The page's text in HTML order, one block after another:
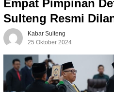
Empat Pimpinan
Sulteng Resmi
Kabar Sulteng
25 Oktober 2024